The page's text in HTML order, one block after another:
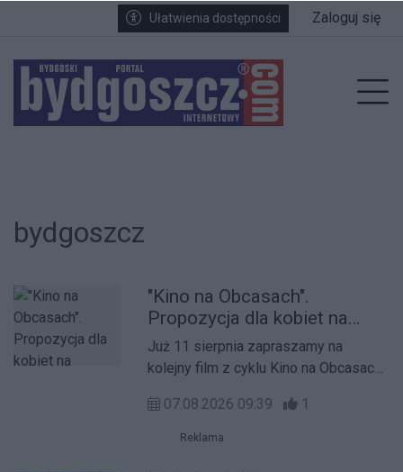
Przejdź do głównych treści
Przejdź do wyszukiwarki
Przejdź do głównego menuUłatwienia dostępności Zaloguj się
bydgoszcz
"Kino na Obcasach".
Propozycja dla kobiet na
spędzenie wolnego wieczoru
w kinie z przyjaciółkami lub
koleżankami
Już 11 sierpnia zapraszamy na
kolejny film z cyklu Kino na Obcasach.
prezentuje świeżą, błyskotliwą i pełną
uroku komedię "Tylko jedna noc" o
07.08.2026 09:39 1
Reklama